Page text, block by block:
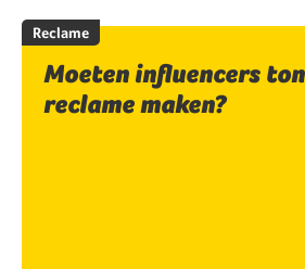
Reclame
Moeten influencers
reclame maken?